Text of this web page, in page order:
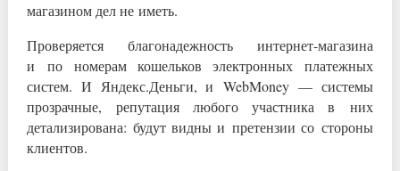
магазином дел не иметь.
Проверяется благонадежность интернет-магазина
и по номерам кошельков электронных платежных
систем. И Яндекс.Деньги, и WebMoney — системы
прозрачные, репутация любого участника в них
детализирована: будут видны и претензии со стороны
клиентов.